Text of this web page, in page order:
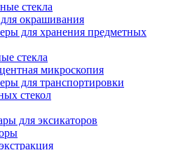
стекла
окрашивания
для хранения предметных
стекла
микроскопия
для транспортировки
стекол
для эксикаторов